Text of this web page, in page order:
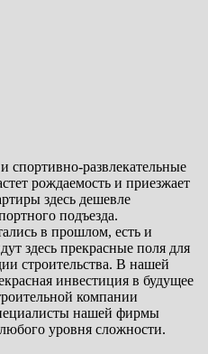
спортивно-развлекательные
рождаемость и приезжает
здесь дешевле
подъезда.
в прошлом, есть и
здесь прекрасные поля для
строительства. В нашей
инвестиция в будущее
компании
нашей фирмы
уровня сложности.